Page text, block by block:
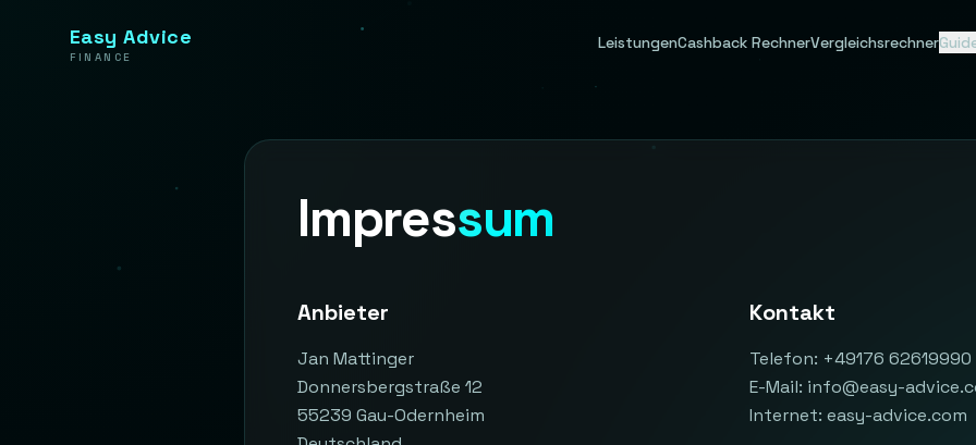
Easy Advice
FINANCE
LeistungenCashback RechnerVergleichsrechner
Impressum
Anbieter
Jan Mattinger
Donnersbergstraße 12
55239 Gau-Odernheim
Kontakt
Telefon: +49176 62619990
E-Mail: info@easy-
Internet: easy-advice.com